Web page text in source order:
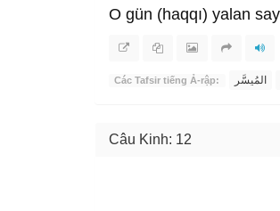
O gün (haqqı) yalan
Các Tafsir tiếng Ả-rập: المُيسَّر
Câu Kinh: 12